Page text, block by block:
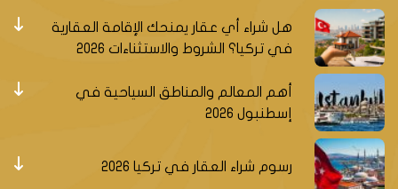
هل شراء أي عقار يمنحك الإقامة العقارية
في تركيا؟ الشروط والاستثناءات 2026
أهم المعالم والمناطق السياحية في
إسطنبول 2026
رسوم شراء العقار في تركيا 2026